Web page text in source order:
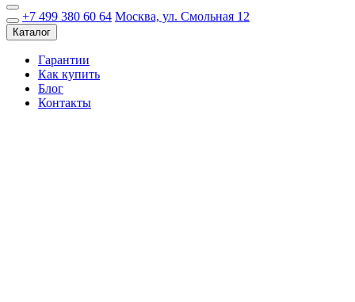
+7 499 380 60 64 Москва, ул. Смольная 12
Каталог
Гарантии
Как купить
Блог
Контакты